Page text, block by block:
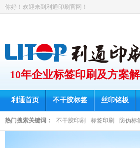
你好！欢迎来到利通印刷官网！
10年企业标签印刷及方案
利通首页 不干胶标签 丝印铭板
热门搜索关键词： 不干胶印刷 标签印刷 防伪标